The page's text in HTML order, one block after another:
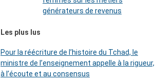
générateurs de revenus
Les plus lus
Pour la réécriture de l’histoire du Tchad, le
ministre de l’enseignement appelle à la rigueur,
à l’écoute et au consensus